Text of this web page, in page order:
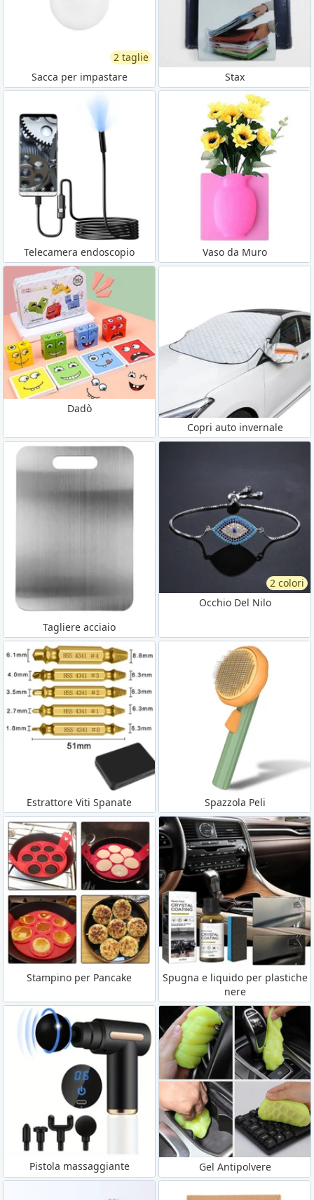
2 taglie
Sacca per impastare
Stax
Telecamera endoscopio Vaso da Muro
Dadò
Copri auto invernale
Tagliere acciaio
2 colori
Occhio Del Nilo
Estrattore Viti Spanate Spazzola Peli
Stampino per Pancake
Spugna e liquido per plastiche
nere
Pistola massaggiante Gel Antipolvere